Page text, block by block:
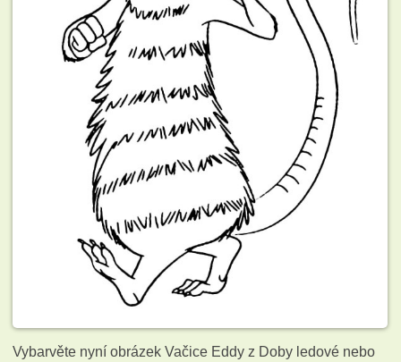
Vybarvěte nyní obrázek Vačice Eddy z Doby ledové nebo